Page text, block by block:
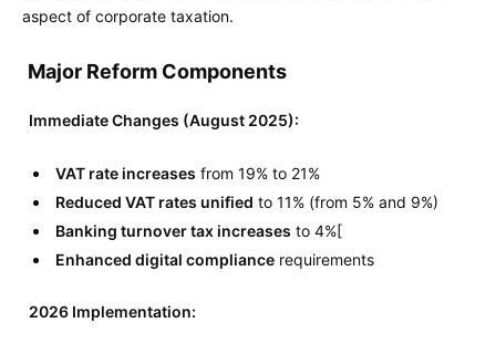
aspect of corporate taxation.
Major Reform Components
Immediate Changes (August 2025):
VAT rate increases from 19% to 21%
Reduced VAT rates unified to 11% (from 5% and 9%)
Banking turnover tax increases to 4%[
Enhanced digital compliance requirements
2026 Implementation: